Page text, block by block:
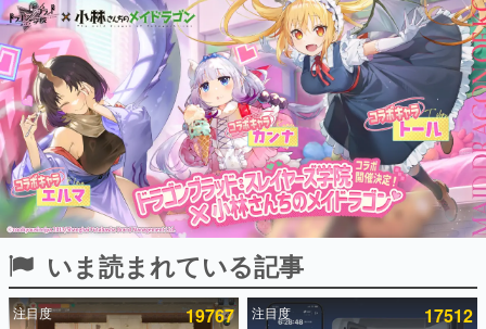
ピックアップ
電ファミのいま読まれている記事ランキング
アプリセール情報
インタビュー
連載・特集一覧
殿堂入り記事
SNS拡散数が数千以上！ ページビュー数万以上！ などな
ど。多くの人々に読まれた、電ファミ渾身の“殿堂入り”記
事をまとめました。
いま読まれている記事
注目度 19767 注目度 17512